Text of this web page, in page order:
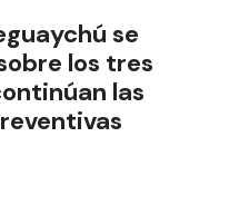
se
los tres
las